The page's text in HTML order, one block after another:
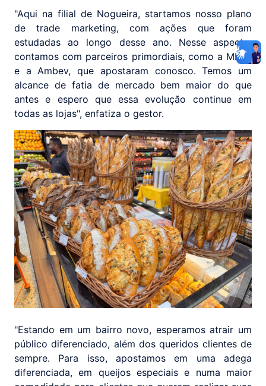
"Aqui na filial de Nogueira, startamos nosso plano
de trade marketing, com ações que foram
estudadas ao longo desse ano. Nesse aspecto,
contamos com parceiros primordiais, como a MBRF
e a Ambev, que apostaram conosco. Temos um
alcance de fatia de mercado bem maior do que
antes e espero que essa evolução continue em
todas as lojas", enfatiza o gestor.
"Estando em um bairro novo, esperamos atrair um
público diferenciado, além dos queridos clientes de
sempre. Para isso, apostamos em uma adega
diferenciada, em queijos especiais e numa maior